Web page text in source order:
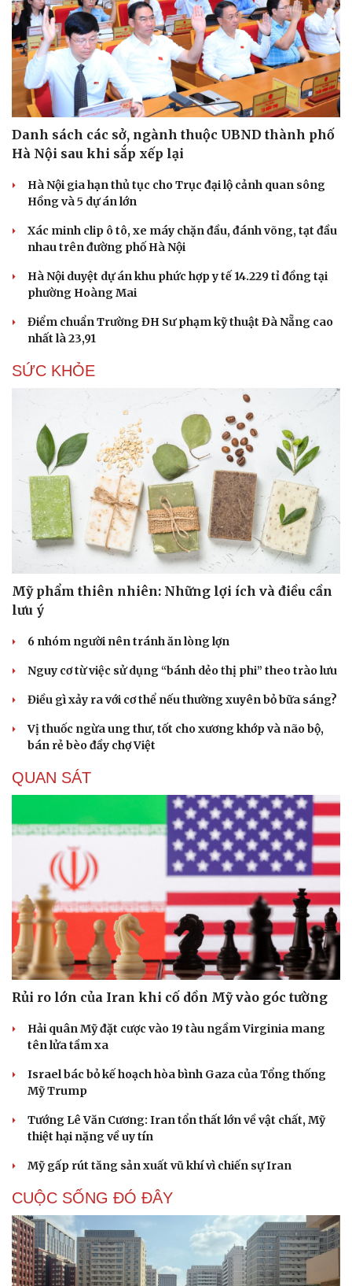
Du lịch
Tư vấn
Săn Tour
check-in
Podcast
Câu chuyện thời sự
Đọc truyện đêm khuya
Cửa sổ tình yêu
Kể chuyện cho bé
Hạt giống tâm hồn
Cải chính
Danh sách các sở, ngành thuộc UBND thành phố
Hà Nội sau khi sắp xếp lại
Hà Nội gia hạn thủ tục cho Trục đại lộ cảnh quan sông
Hồng và 5 dự án lớn
Xác minh clip ô tô, xe máy chặn đầu, đánh võng, tạt đầu
nhau trên đường phố Hà Nội
Hà Nội duyệt dự án khu phức hợp y tế 14.229 tỉ đồng tại
phường Hoàng Mai
Điểm chuẩn Trường ĐH Sư phạm kỹ thuật Đà Nẵng cao
nhất là 23,91
SỨC KHỎE
Mỹ phẩm thiên nhiên: Những lợi ích và điều cần
lưu ý
6 nhóm người nên tránh ăn lòng lợn
Nguy cơ từ việc sử dụng “bánh dẻo thị phi” theo trào lưu
Điều gì xảy ra với cơ thể nếu thường xuyên bỏ bữa sáng?
Vị thuốc ngừa ung thư, tốt cho xương khớp và não bộ,
bán rẻ bèo đầy chợ Việt
QUAN SÁT
Rủi ro lớn của Iran khi cố dồn Mỹ vào góc tường
Hải quân Mỹ đặt cược vào 19 tàu ngầm Virginia mang
tên lửa tầm xa
Israel bác bỏ kế hoạch hòa bình Gaza của Tổng thống
Mỹ Trump
Tướng Lê Văn Cương: Iran tổn thất lớn về vật chất, Mỹ
thiệt hại nặng về uy tín
Mỹ gấp rút tăng sản xuất vũ khí vì chiến sự Iran
CUỘC SỐNG ĐÓ ĐÂY